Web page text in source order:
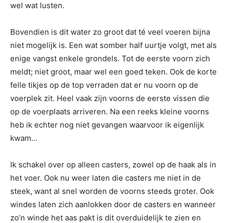
wel wat lusten.
Bovendien is dit water zo groot dat té veel voeren bijna
niet mogelijk is. Een wat somber half uurtje volgt, met als
enige vangst enkele grondels. Tot de eerste voorn zich
meldt; niet groot, maar wel een goed teken. Ook de korte
felle tikjes op de top verraden dat er nu voorn op de
voerplek zit. Heel vaak zijn voorns de eerste vissen die
op de voerplaats arriveren. Na een reeks kleine voorns
heb ik echter nog niet gevangen waarvoor ik eigenlijk
kwam…
Ik schakel over op alleen casters, zowel op de haak als in
het voer. Ook nu weer laten die casters me niet in de
steek, want al snel worden de voorns steeds groter. Ook
windes laten zich aanlokken door de casters en wanneer
zo’n winde het aas pakt is dit overduidelijk te zien en